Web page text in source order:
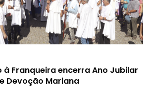
à Franqueira encerra Ano Jubilar
Devoção Mariana